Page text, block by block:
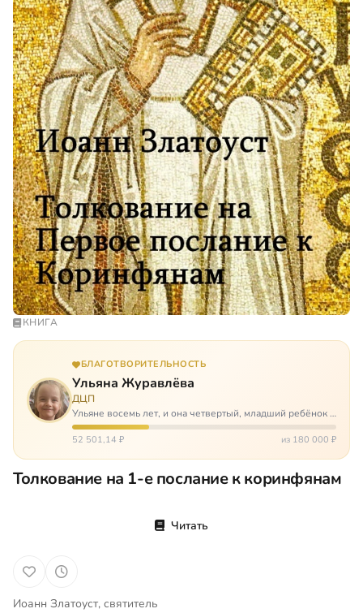
КНИГА
БЛАГОТВОРИТЕЛЬНОСТЬ
Ульяна Журавлёва
ДЦП
Ульяне восемь лет, и она четвертый, младший ребёнок в
многодетной семье. И с самого рождения Ульяну лечат.
Несколько операций, ежедневные процедуры,
52 501,14 ₽ из 180 000 ₽
Толкование на 1-е послание к коринфянам
Читать
Иоанн Златоуст, святитель